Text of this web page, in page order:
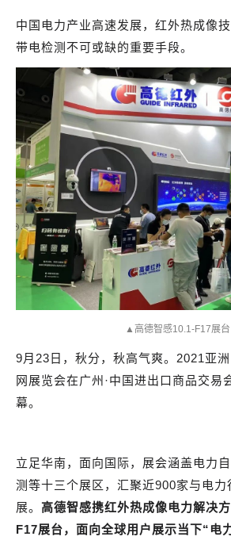
中国电力产业高速发展，红外热成像
带电检测不可或缺的重要手段。
▲高德智感10.1-F17展台
9月23日，秋分，秋高气爽。2021亚
网展览会在广州·中国进出口商品交易
幕。
立足华南，面向国际，展会涵盖电力
测等十三个展区，汇聚近900家与电力
展。 高德智感携红外热成像电力解决
F17展台，面向全球用户展示当下“电